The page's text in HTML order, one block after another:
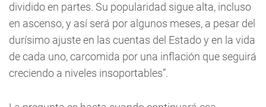
dividido en partes. Su popularidad sigue alta, incluso
en ascenso, y así será por algunos meses, a pesar del
durísimo ajuste en las cuentas del Estado y en la vida
de cada uno, carcomida por una inflación que seguirá
creciendo a niveles insoportables”.